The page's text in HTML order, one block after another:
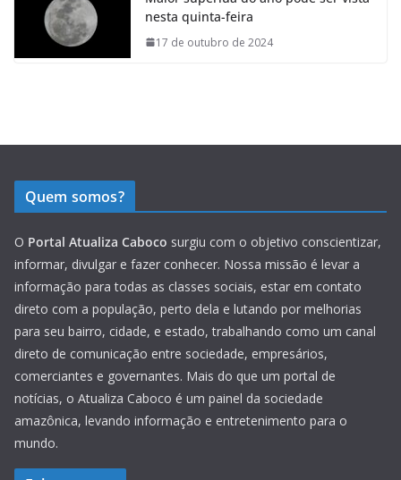
nesta quinta-feira
17 de outubro de 2024
Quem somos?
O Portal Atualiza Caboco surgiu com o objetivo conscientizar,
informar, divulgar e fazer conhecer. Nossa missão é levar a
informação para todas as classes sociais, estar em contato
direto com a população, perto dela e lutando por melhorias
para seu bairro, cidade, e estado, trabalhando como um canal
direto de comunicação entre sociedade, empresários,
comerciantes e governantes. Mais do que um portal de
notícias, o Atualiza Caboco é um painel da sociedade
amazônica, levando informação e entretenimento para o
mundo.